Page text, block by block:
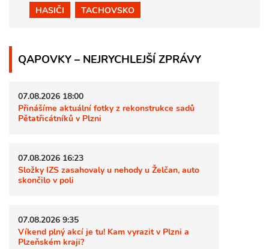
HASIČI TACHOVSKO
QAPOVKY – NEJRYCHLEJŠÍ ZPRÁVY
07.08.2026 18:00
Přinášíme aktuální fotky z rekonstrukce sadů
Pětatřicátníků v Plzni
07.08.2026 16:23
Složky IZS zasahovaly u nehody u Želčan, auto
skončilo v poli
07.08.2026 9:35
Víkend plný akcí je tu! Kam vyrazit v Plzni a
Plzeňském kraji?